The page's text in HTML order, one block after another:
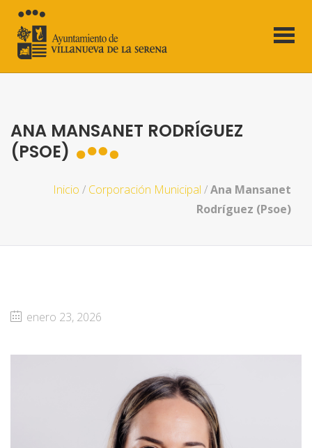
ANA MANSANET RODRÍGUEZ
(PSOE)
Inicio / Corporación Municipal /Ana Mansanet
Rodríguez (Psoe)
enero 23, 2026